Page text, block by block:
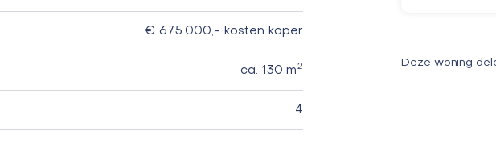
€ 675.000,- kosten koper
ca. 130 m2
4
Deze woning